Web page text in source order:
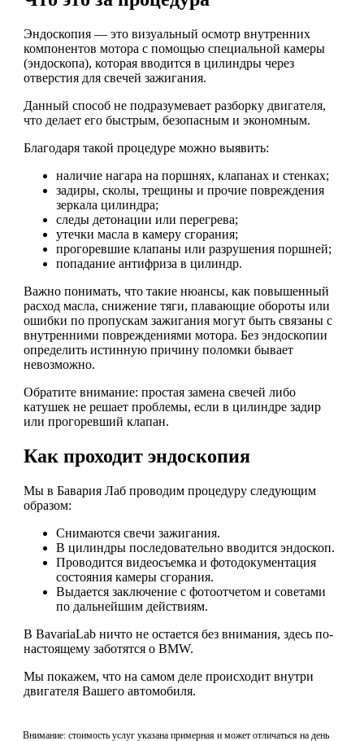
Эндоскопия — это визуальный осмотр внутренних
компонентов мотора с помощью специальной камеры
(эндоскопа), которая вводится в цилиндры через
отверстия для свечей зажигания.
Данный способ не подразумевает разборку двигателя,
что делает его быстрым, безопасным и экономным.
Благодаря такой процедуре можно выявить:
наличие нагара на поршнях, клапанах и стенках;
задиры, сколы, трещины и прочие повреждения
зеркала цилиндра;
следы детонации или перегрева;
утечки масла в камеру сгорания;
прогоревшие клапаны или разрушения поршней;
попадание антифриза в цилиндр.
Важно понимать, что такие нюансы, как повышенный
расход масла, снижение тяги, плавающие обороты или
ошибки по пропускам зажигания могут быть связаны с
внутренними повреждениями мотора. Без эндоскопии
определить истинную причину поломки бывает
невозможно.
Обратите внимание: простая замена свечей либо
катушек не решает проблемы, если в цилиндре задир
или прогоревший клапан.
Как проходит эндоскопия
Мы в Бавария Лаб проводим процедуру следующим
образом:
Снимаются свечи зажигания.
В цилиндры последовательно вводится эндоскоп.
Проводится видеосъемка и фотодокументация
состояния камеры сгорания.
Выдается заключение с фотоотчетом и советами
по дальнейшим действиям.
В BavariaLab ничто не остается без внимания, здесь по-
настоящему заботятся о BMW.
Мы покажем, что на самом деле происходит внутри
двигателя Вашего автомобиля.
Внимание: стоимость услуг указана примерная и может отличаться на день